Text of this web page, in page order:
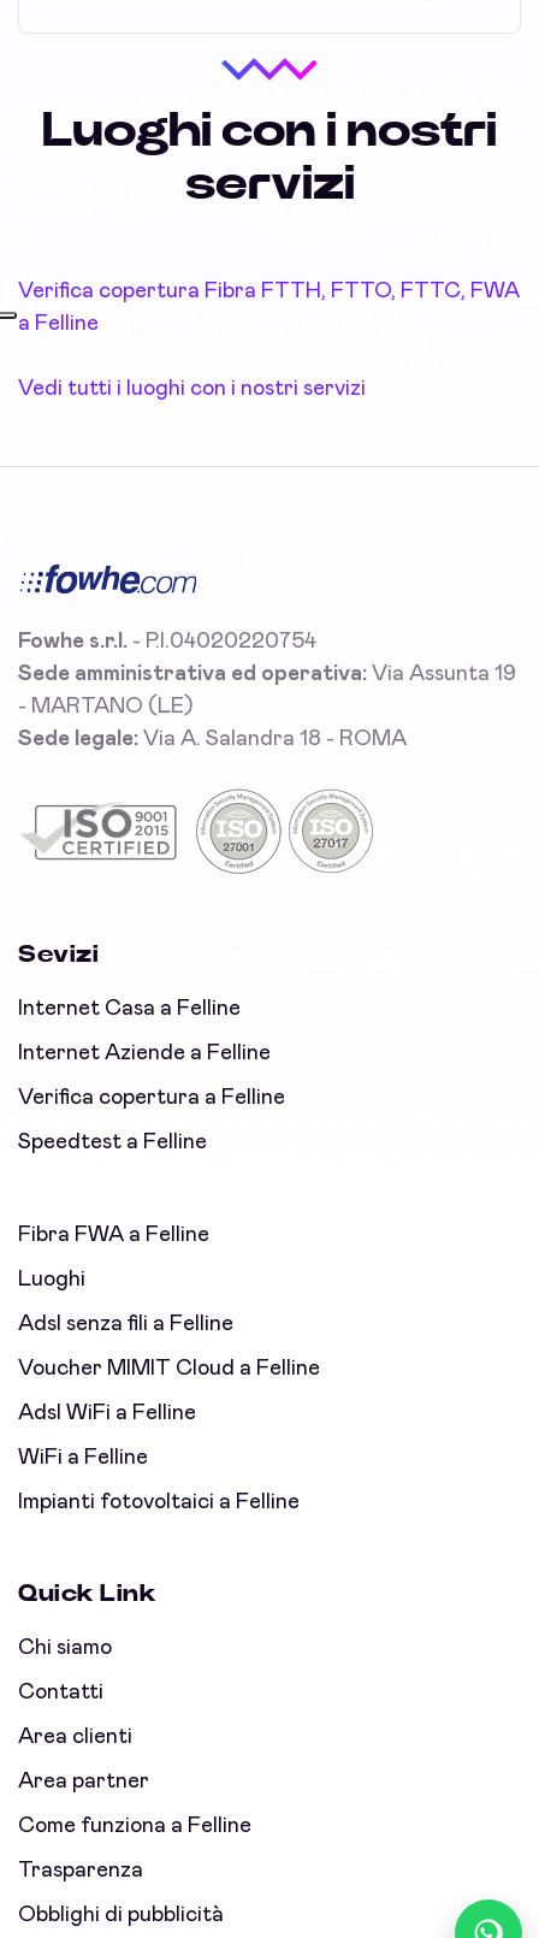
Luoghi con i nostri
servizi
Verifica copertura Fibra FTTH, FTTO, FTTC, FWA
a Felline
Vedi tutti i luoghi con i nostri servizi
Fowhe s.r.l. - P.I.04020220754
Sede amministrativa ed operativa: Via Assunta 19
- MARTANO (LE)
Sede legale: Via A. Salandra 18 - ROMA
Sevizi
Internet Casa a Felline
Internet Aziende a Felline
Verifica copertura a Felline
Speedtest a Felline
Fibra FWA a Felline
Luoghi
Adsl senza fili a Felline
Voucher MIMIT Cloud a Felline
Adsl WiFi a Felline
WiFi a Felline
Impianti fotovoltaici a Felline
Quick Link
Chi siamo
Contatti
Area clienti
Area partner
Come funziona a Felline
Trasparenza
Obblighi di pubblicità